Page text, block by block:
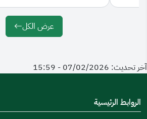
عرض الكل
آخر تحديث: 07/02/2026 - 15:59
الروابط الرئيسية